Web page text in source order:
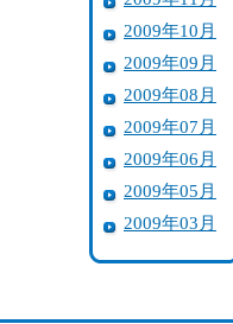
2009年10月
2009年09月
2009年08月
2009年07月
2009年06月
2009年05月
2009年03月